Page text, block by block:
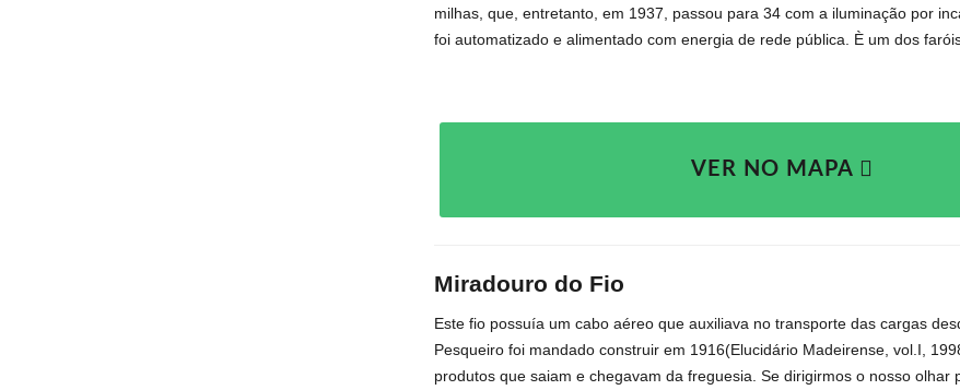
milhas, que, entretanto, em 1937, passou para 34 com a iluminação por
foi automatizado e alimentado com energia de rede pública. È um dos
VER NO MAPA
Miradouro do Fio
Este fio possuía um cabo aéreo que auxiliava no transporte das cargas
Pesqueiro foi mandado construir em 1916(Elucidário Madeirense, vol.I,
produtos que saiam e chegavam da freguesia. Se dirigirmos o nosso olhar